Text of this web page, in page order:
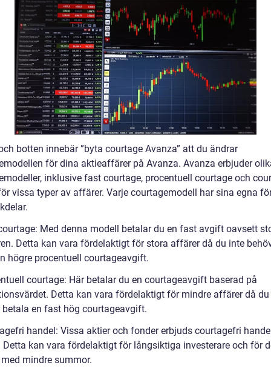
botten innebär ”byta courtage Avanza” att du ändrar
för dina aktieaffärer på Avanza. Avanza erbjuder
inklusive fast courtage, procentuell courtage och
vissa typer av affärer. Varje courtagemodell har sina egna
Med denna modell betalar du en fast avgift oavsett
Detta kan vara fördelaktigt för stora affärer då du inte
högre procentuell courtageavgift.
courtage: Här betalar du en courtageavgift baserad på
Detta kan vara fördelaktigt för mindre affärer då
betala en fast hög courtageavgift.
handel: Vissa aktier och fonder erbjuds courtagefri
Detta kan vara fördelaktigt för långsiktiga investerare och för
mindre summor.